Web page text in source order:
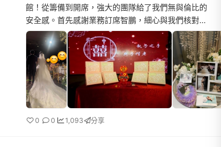
館！從籌備到開席，強大的團隊給了我們無與倫比的
安全感。首先感謝業務訂席智鵬，細心與我們核對菜
色與桌次，流程解說非常專業。婚禮企劃兼主持人凱
西更是全場靈魂，...
0 0 1,093 分享